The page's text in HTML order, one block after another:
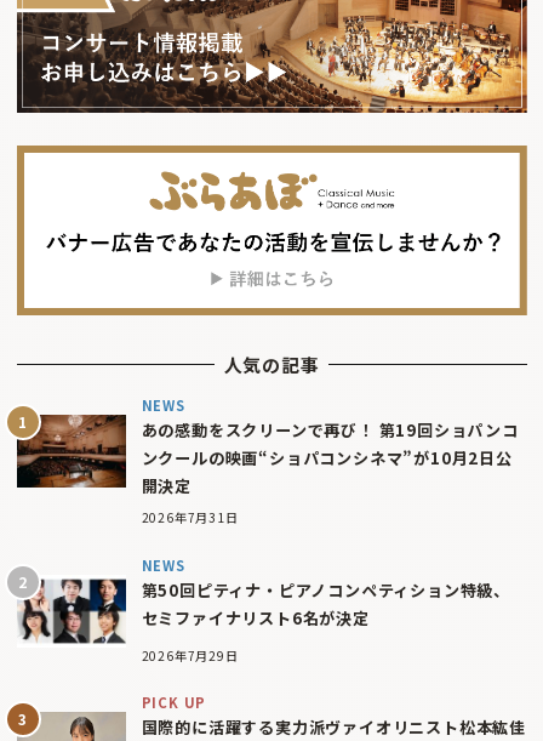
人気の記事
NEWS
あの感動をスクリーンで再び！ 第19回ショパンコ
ンクールの映画“ショパコンシネマ”が10月2日公
開決定
2026年7月31日
NEWS
第50回ピティナ・ピアノコンペティション特級、
セミファイナリスト6名が決定
2026年7月29日
PICK UP
国際的に活躍する実力派ヴァイオリニスト松本紘佳